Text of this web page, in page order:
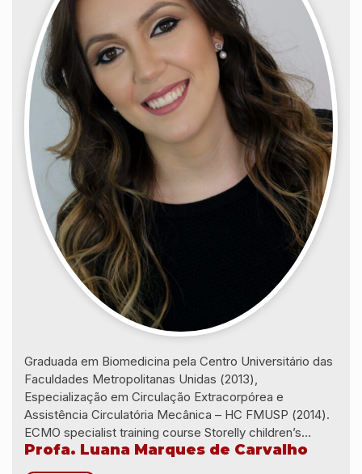
Graduada em Biomedicina pela Centro Universitário das
Faculdades Metropolitanas Unidas (2013),
Especialização em Circulação Extracorpórea e
Assistência Circulatória Mecânica – HC FMUSP (2014).
ECMO specialist training course Storelly children’s
Hospital – HC FMUSP (2019).
Profa. Luana Marques de Carvalho